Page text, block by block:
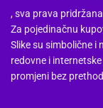
, sva prava
Za pojedinačnu
Slike su simbolične i
redovne i
promjeni bez